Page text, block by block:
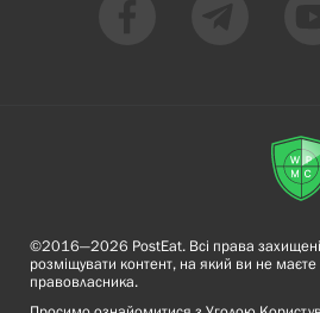
©2016—2026 PostEat. Всі права
розміщувати контент, на який ви не
правовласника.